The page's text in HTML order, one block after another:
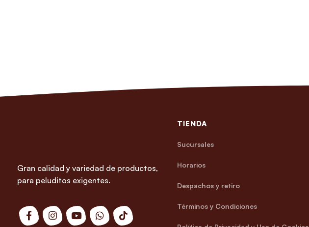
Gran calidad y variedad de productos,
para peluditos exigentes.
TIENDA
Sucursales
Horarios
Despachos y retiro
Términos y Condiciones